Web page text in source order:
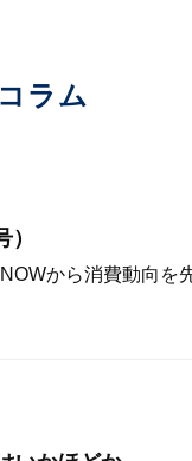
ラム
から消費動向を